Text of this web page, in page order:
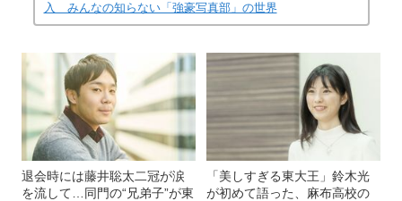
入 みんなの知らない「強豪写真部」の世界
退会時には藤井聡太二冠が涙
を流して…同門の“兄弟子”が東
「美しすぎる東大王」鈴木光
が初めて語った、麻布高校の